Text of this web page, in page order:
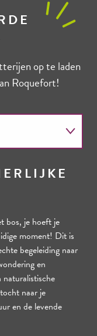
op te laden
Roquefort!
bos, je hoeft je
moment! Dit is
begeleiding naar
en
naar je
en de levende